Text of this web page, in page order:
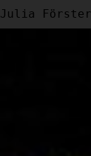
Julia Förster